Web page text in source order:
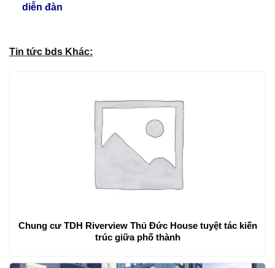
diễn đàn
Tin tức bds Khác:
Chung cư TDH Riverview Thủ Đức House tuyệt tác kiến
trúc giữa phố thành